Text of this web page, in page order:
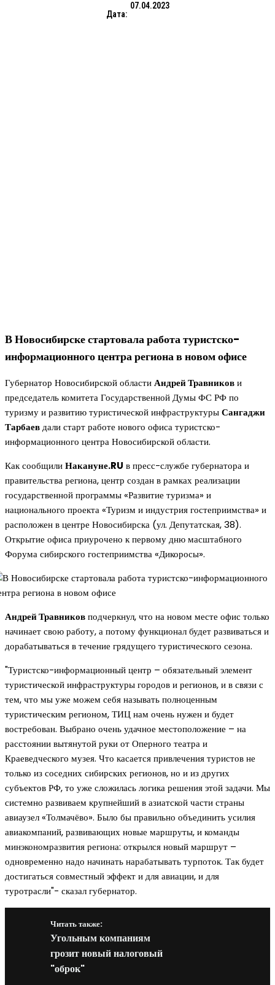
Дата:
07.04.2023
В Новосибирске стартовала работа туристско-
информационного центра региона в новом офисе
Губернатор Новосибирской областиАндрей Травникови
председатель комитета Государственной Думы ФС РФ по
туризму и развитию туристической инфраструктурыСангаджи
Тарбаевдали старт работе нового офиса туристско-
информационного центра Новосибирской области.
Как сообщилиНакануне.RU в пресс-службе губернатора и
правительства региона, центр создан в рамках реализации
государственной программы «Развитие туризма» и
национального проекта «Туризм и индустрия гостеприимства» и
расположен в центре Новосибирска (ул. Депутатская, 38).
Открытие офиса приурочено к первому дню масштабного
Форума сибирского гостеприимства «Дикоросы».
Андрей Травниковподчеркнул, что на новом месте офис только
начинает свою работу, а потому функционал будет развиваться и
дорабатываться в течение грядущего туристического сезона.
"Туристско-информационный центр – обязательный элемент
туристической инфраструктуры городов и регионов, и в связи с
тем, что мы уже можем себя называть полноценным
туристическим регионом, ТИЦ нам очень нужен и будет
востребован. Выбрано очень удачное местоположение – на
расстоянии вытянутой руки от Оперного театра и
Краеведческого музея. Что касается привлечения туристов не
только из соседних сибирских регионов, но и из других
субъектов РФ, то уже сложилась логика решения этой задачи. Мы
системно развиваем крупнейший в азиатской части страны
авиаузел «Толмачёво». Было бы правильно объединить усилия
авиакомпаний, развивающих новые маршруты, и команды
минэкономразвития региона: открылся новый маршрут –
одновременно надо начинать нарабатывать турпоток. Так будет
достигаться совместный эффект и для авиации, и для
туротрасли"- сказал губернатор.
Читать также:
Угольным компаниям
грозит новый налоговый
"оброк"